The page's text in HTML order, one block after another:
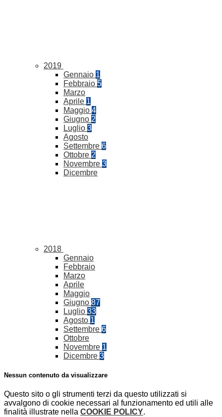
2019
Gennaio 1
Febbraio 5
Marzo
Aprile 1
Maggio 4
Giugno 2
Luglio 3
Agosto
Settembre 6
Ottobre 2
Novembre 3
Dicembre
2018
Gennaio
Febbraio
Marzo
Aprile
Maggio
Giugno 87
Luglio 33
Agosto 1
Settembre 6
Ottobre
Novembre 1
Dicembre 3
Nessun contenuto da visualizzare
Questo sito o gli strumenti terzi da questo utilizzati si
avvalgono di cookie necessari al funzionamento ed utili alle
finalità illustrate nella COOKIE POLICY.